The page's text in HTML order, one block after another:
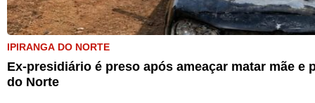
IPIRANGA DO NORTE
Ex-presidiário é preso após ameaçar matar mãe
do Norte